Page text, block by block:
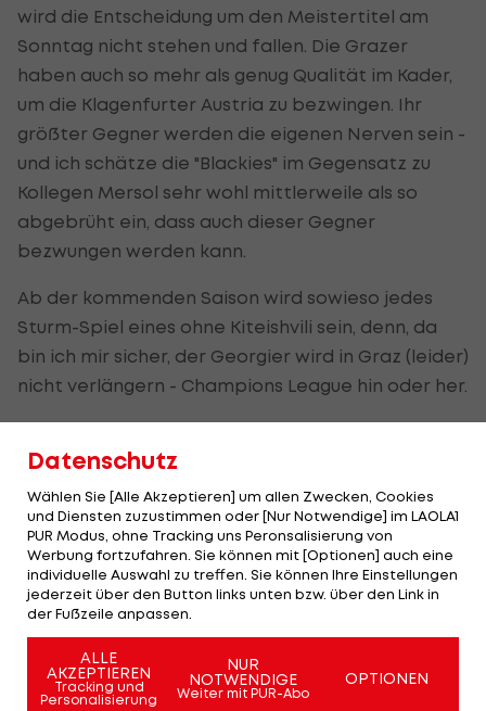
wird die Entscheidung um den Meistertitel am
Sonntag nicht stehen und fallen. Die Grazer
haben auch so mehr als genug Qualität im Kader,
um die Klagenfurter Austria zu bezwingen. Ihr
größter Gegner werden die eigenen Nerven sein -
und ich schätze die "Blackies" im Gegensatz zu
Kollegen Mersol sehr wohl mittlerweile als so
abgebrüht ein, dass auch dieser Gegner
bezwungen werden kann.
Ab der kommenden Saison wird sowieso jedes
Sturm-Spiel eines ohne Kiteishvili sein, denn, da
bin ich mir sicher, der Georgier wird in Graz (leider)
nicht verlängern - Champions League hin oder her.
3.) Wenn Onur Cinel mit Salzburg den
danach viel zu klein für ihn.
Simon Urhofer:
Klar ist, dass der Deutsche als dann
österreichischer Meistertrainer eine ziemlich
exklusive Position unter seinen Zweitliga-
Trainingskollegen einnehmen würde.
Datenschutz
Wählen Sie [Alle Akzeptieren] um allen Zwecken, Cookies
und Diensten zuzustimmen oder [Nur Notwendige] im LAOLA1
PUR Modus, ohne Tracking uns Peronsalisierung von
Werbung fortzufahren. Sie können mit [Optionen] auch eine
individuelle Auswahl zu treffen. Sie können Ihre Einstellungen
jederzeit über den Button links unten bzw. über den Link in
der Fußzeile anpassen.
ALLE
AKZEPTIEREN
Tracking und
Personalisierung
NUR
NOTWENDIGE
Weiter mit PUR-Abo
OPTIONEN